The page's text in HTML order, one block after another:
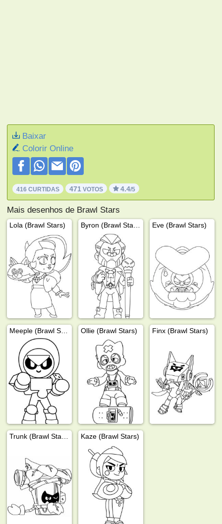
Baixar
Colorir Online
416 CURTIDAS 471 VOTOS 4.4/5
Mais desenhos de Brawl Stars
Lola (Brawl Stars) Eve (Brawl Stars)
Ollie (Brawl Stars) Finx (Brawl Stars)
Kaze (Brawl Stars)